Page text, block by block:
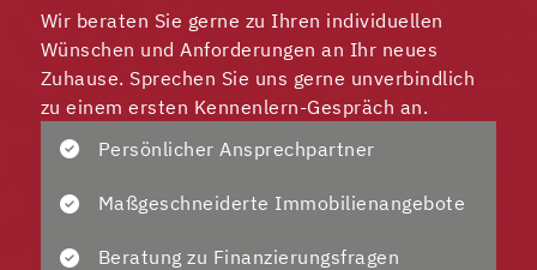
Wir beraten Sie gerne zu Ihren individuellen
Wünschen und Anforderungen an Ihr neues
Zuhause. Sprechen Sie uns gerne unverbindlich
zu einem ersten Kennenlern-Gespräch an.
Persönlicher Ansprechpartner
Maßgeschneiderte Immobilienangebote
Beratung zu Finanzierungsfragen